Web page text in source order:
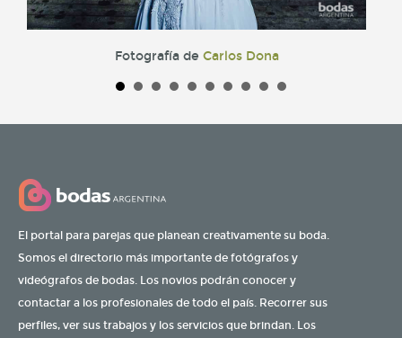
Fotografía de Carlos Dona
El portal para parejas que planean creativamente su boda.
Somos el directorio más importante de fotógrafos y
videógrafos de bodas. Los novios podrán conocer y
contactar a los profesionales de todo el país. Recorrer sus
perfiles, ver sus trabajos y los servicios que brindan. Los